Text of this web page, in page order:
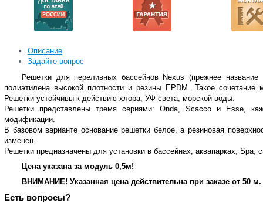
Описание
Задайте вопрос
Решетки для переливных бассейнов Nexus (прежнее
полиэтилена высокой плотности и резины EPDM. Такое сочетание
Решетки устойчивы к действию хлора, УФ-света, морской воды.
Решетки представлены тремя сериями: Onda, Scacco и Esse,
модификации.
В базовом варианте основание решетки белое, а резиновая
изменен.
Решетки предназначены для установки в бассейнах, аквапарках, Spa,
Цена указана за модуль 0,5м!
ВНИМАНИЕ! Указанная цена действительна при заказе от 50 м.
Есть вопросы?